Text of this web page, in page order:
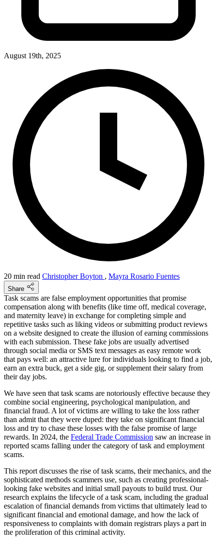
August 19th, 2025
20 min read Christopher Boyton , Mayra Rosario Fuentes
Share
Task scams are false employment opportunities that promise
compensation along with benefits (like time off, medical coverage,
and maternity leave) in exchange for completing simple and
repetitive tasks such as liking videos or submitting product reviews
on a website designed to create the illusion of earning commissions
with each submission. These fake jobs are usually advertised
through social media or SMS text messages as easy remote work
that pays well: an attractive lure for individuals looking to find a job,
earn an extra buck, get a side gig, or supplement their salary from
their day jobs.
We have seen that task scams are notoriously effective because they
combine social engineering, psychological manipulation, and
financial fraud. A lot of victims are willing to take the loss rather
than admit that they were duped: they take on significant financial
loss and try to chase these losses with the false promise of large
rewards. In 2024, the Federal Trade Commission saw an increase in
reported scams falling under the category of task and employment
scams.
This report discusses the rise of task scams, their mechanics, and the
sophisticated methods scammers use, such as creating professional-
looking fake websites and initial small payouts to build trust. Our
research explains the lifecycle of a task scam, including the gradual
escalation of financial demands from victims that ultimately lead to
significant financial and emotional damage, and how the lack of
responsiveness to complaints with domain registrars plays a part in
the proliferation of this criminal activity.